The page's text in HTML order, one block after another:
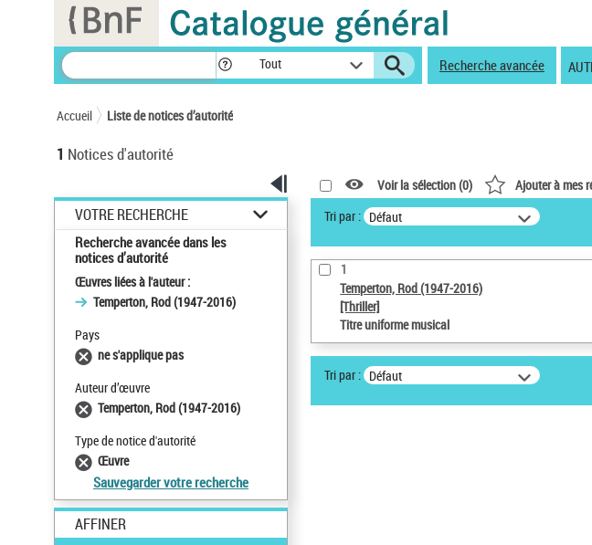
Tout Recherche avancée
Accueil Liste de notices d’autorité
1 Notices d'autorité
VOTRE RECHERCHE
Recherche avancée dans les
notices d’autorité
Œuvres liées à l'auteur :
Temperton, Rod (1947-2016)
Pays
ne s'applique pas
Auteur d’œuvre
Temperton, Rod (1947-2016)
Type de notice d'autorité
Œuvre
Sauvegarder votre recherche
AFFINER
Voir la sélection (0) Ajouter à mes
Tri par : Défaut
1
Temperton, Rod (1947-2016)
[Thriller]
Titre uniforme musical
Tri par : Défaut
Panneau de gestion des cookies